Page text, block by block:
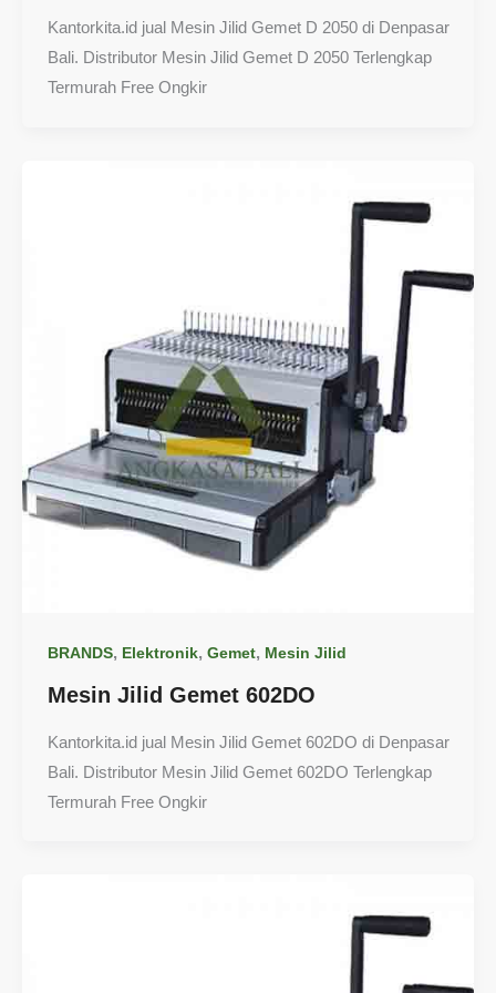
Kantorkita.id jual Mesin Jilid Gemet D 2050 di Denpasar
Bali. Distributor Mesin Jilid Gemet D 2050 Terlengkap
Termurah Free Ongkir
BRANDS, Elektronik, Gemet, Mesin Jilid
Mesin Jilid Gemet 602DO
Kantorkita.id jual Mesin Jilid Gemet 602DO di Denpasar
Bali. Distributor Mesin Jilid Gemet 602DO Terlengkap
Termurah Free Ongkir